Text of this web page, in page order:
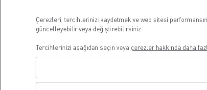
Mikser
Çerezleri, tercihlerinizi kaydetmek ve web sitesi
güncelleyebilir veya değiştirebilirsiniz.
Tercihlerinizi aşağıdan seçin veya çerezler hakkında daha